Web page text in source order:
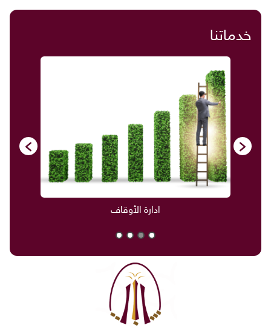
خدماتنا
ادارة الأوقاف